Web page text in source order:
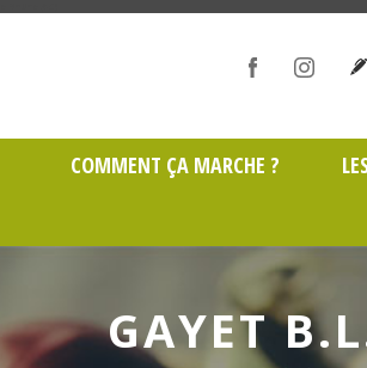
COMMENT ÇA MARCHE ?
GAYET